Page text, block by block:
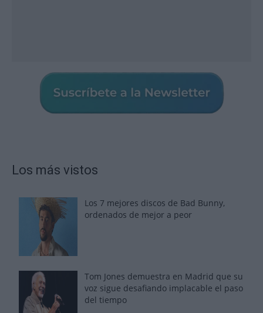
Los más vistos
Los 7 mejores discos de Bad Bunny,
ordenados de mejor a peor
Tom Jones demuestra en Madrid que su
voz sigue desafiando implacable el paso
del tiempo